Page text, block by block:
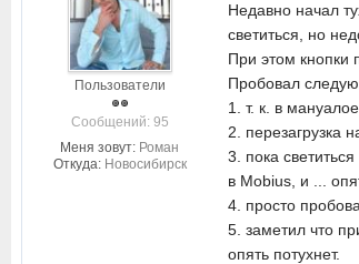
Пользователи
Cообщений: 95
Меня зовут: Роман
Откуда: Новосибирск
Недавно начал
светиться, но
При этом кнопки
Пробовал
1. т. к. в
2. перезагрузка
3. пока
в Mobius, и ...
4. просто
5. заметил что
опять потухнет.